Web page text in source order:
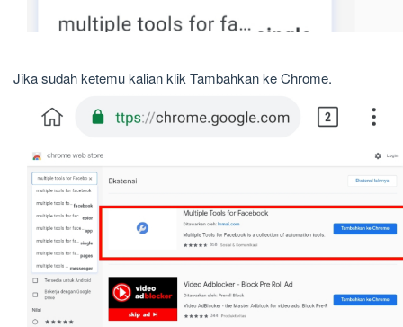
Jika sudah ketemu kalian klik Tambahkan ke Chrome.